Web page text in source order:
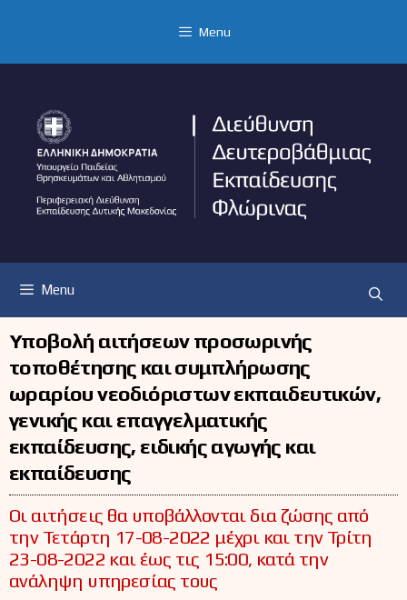
Menu
Menu
Υποβολή αιτήσεων προσωρινής
τοποθέτησης και συμπλήρωσης
ωραρίου νεοδιόριστων εκπαιδευτικών,
γενικής και επαγγελματικής
εκπαίδευσης, ειδικής αγωγής και
εκπαίδευσης
Οι αιτήσεις θα υποβάλλονται δια ζώσης από
την Τετάρτη 17-08-2022 μέχρι και την Τρίτη
23-08-2022 και έως τις 15:00, κατά την
ανάληψη υπηρεσίας τους